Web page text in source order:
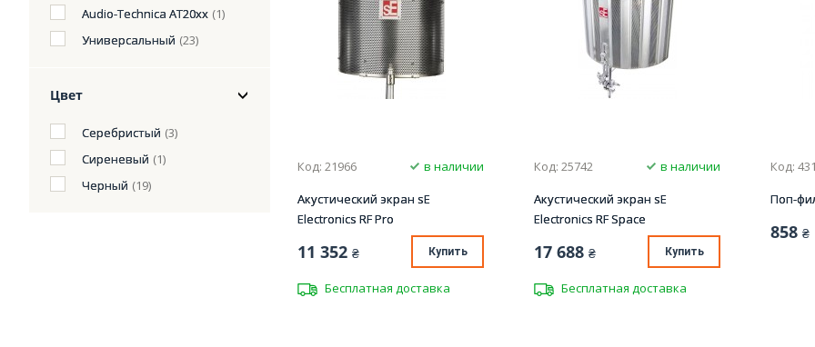
Audio-Technica AT20xx (1)
Универсальный (23)
Цвет
Серебристый (3)
Сиреневый (1)
Черный (19)
Код: 21966
в наличии
Акустический экран sE
Electronics RF Pro
11 352 ₴ Купить
Бесплатная доставка
Код: 25742
в наличии
Акустический экран sE
Electronics RF Space
17 688 ₴ Купить
Бесплатная доставка
Код:
Поп-
858 ₴